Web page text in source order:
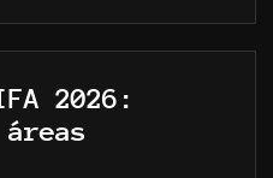
2026: